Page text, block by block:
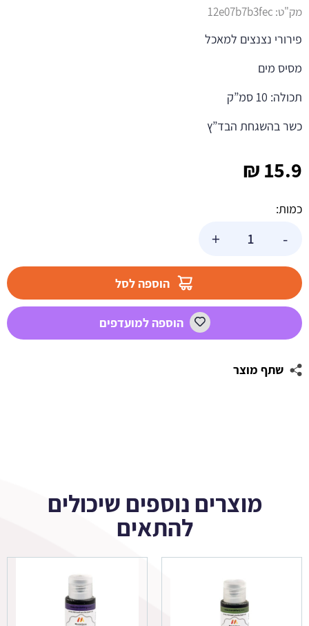
15.9
₪
כמות:
-
נצנוץ
לקישוט
צבע
+
הוספה לסל
הוספה למועדפים
שתף מוצר
מק"ט: 12e07b7b3fec
פירורי נצנצים למאכל
מסיס מים
תכולה: 10 סמ”ק
כשר בהשגחת הבד”ץ
מוצרים נוספים שיכולים
להתאים